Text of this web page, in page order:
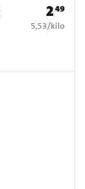
Prijs: €
249
€ 5,53 per kilo
5,53/kilo